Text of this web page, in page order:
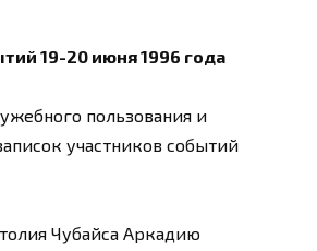
19-20 июня 1996 года
пользования и
участников событий
Чубайса Аркадию